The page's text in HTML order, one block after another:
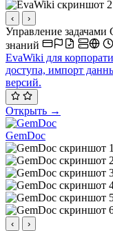
‹ ›
Управление задачами
знаний
EvaWiki для
доступа, импорт
версий.
Открыть →
GemDoc
‹ ›